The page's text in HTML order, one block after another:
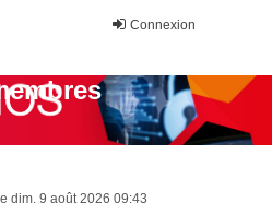
Connexion
dim. 9 août 2026 09:43